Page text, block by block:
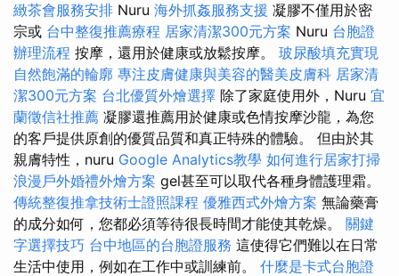
緻茶會服務安排 Nuru 海外抓姦服務支援 凝膠不僅用於密
宗或 台中整復推薦療程 居家清潔300元方案 Nuru 台胞證
辦理流程 按摩，還用於健康或放鬆按摩。 玻尿酸填充實現
自然飽滿的輪廓 專注皮膚健康與美容的醫美皮膚科 居家清
潔300元方案 台北優質外燴選擇 除了家庭使用外，Nuru 宜
蘭徵信社推薦 凝膠還推薦用於健康或色情按摩沙龍，為您
的客戶提供原創的優質品質和真正特殊的體驗。 但由於其
親膚特性，nuru Google Analytics教學 如何進行居家打掃
浪漫戶外婚禮外燴方案 gel甚至可以取代各種身體護理霜。
傳統整復推拿技術士證照課程 優雅西式外燴方案 無論藥膏
的成分如何，您都必須等待很長時間才能使其乾燥。 關鍵
字選擇技巧 台中地區的台胞證服務 這使得它們難以在日常
生活中使用，例如在工作中或訓練前。 什麼是卡式台胞證